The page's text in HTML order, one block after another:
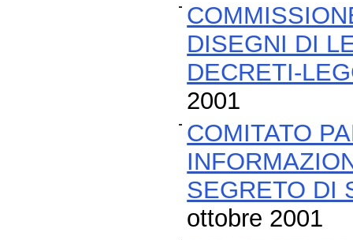
DISEGNI DI
DECRETI-
2001
COMITATO
SEGRETO DI
ottobre 2001